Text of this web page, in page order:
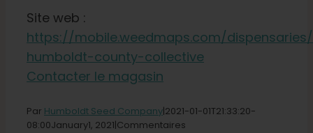
de
Site web :
https://mobile.weedmaps.com/
humboldt-county-collective
Contacter le magasin
Par Humboldt Seed Company|2021-01-01T21:33:20-
08:00January1, 2021|Commentaires